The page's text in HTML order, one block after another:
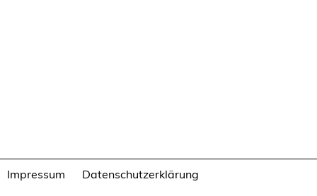
Impressum Datenschutzerklärung